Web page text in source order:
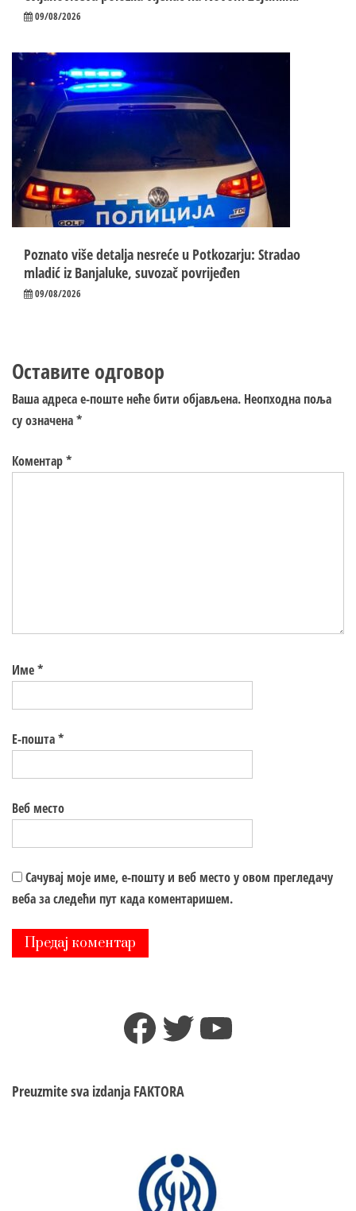
09/08/2026
Poznato više detalja nesreće u Potkozarju: Stradao
mladić iz Banjaluke, suvozač povrijeđen
09/08/2026
Оставите одговор
Ваша адреса е-поште неће бити објављена. Неопходна поља
су означена*
Коментар*
Име*
Е-пошта*
Веб место
Сачувај моје име, е-пошту и веб место у овом прегледачу
веба за следећи пут када коментаришем.
Facebook
TwitterYouTube
Preuzmite sva izdanja FAKTORA